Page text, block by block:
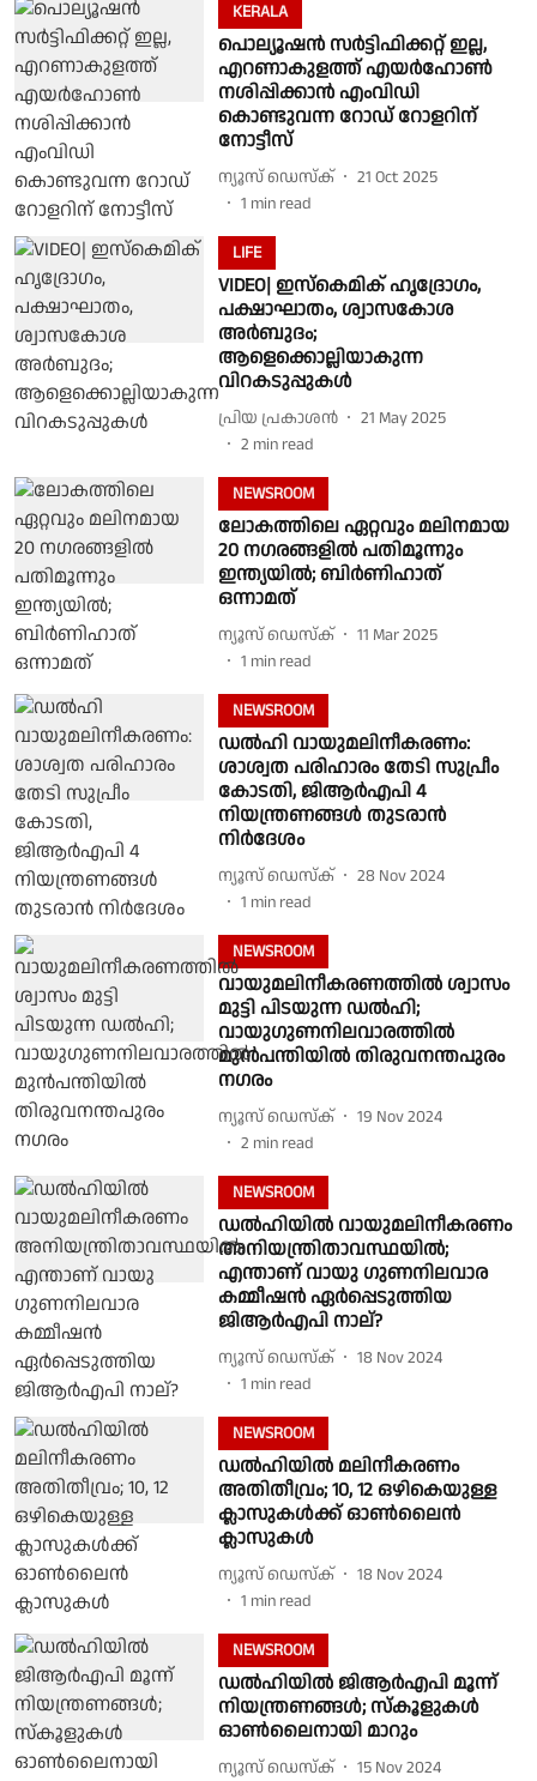
KERALA
പൊല്യൂഷന്‍ സര്‍ട്ടിഫിക്കറ്റ് ഇല്ല,
എറണാകുളത്ത് എയര്‍ഹോണ്‍
നശിപ്പിക്കാന്‍ എംവിഡി
കൊണ്ടുവന്ന റോഡ് റോളറിന്
നോട്ടീസ്
ന്യൂസ് ഡെസ്ക്
21 Oct 2025
1 min read
LIFE
VIDEO| ഇസ്കെമിക് ഹൃദ്രോഗം,
പക്ഷാഘാതം, ശ്വാസകോശ
അർബുദം;
ആളെക്കൊല്ലിയാകുന്ന
വിറകടുപ്പുകൾ
പ്രിയ പ്രകാശന്‍
21 May 2025
2 min read
NEWSROOM
ലോകത്തിലെ ഏറ്റവും മലിനമായ
20 നഗരങ്ങളില്‍ പതിമൂന്നും
ഇന്ത്യയില്‍; ബിര്‍ണിഹാത്
ഒന്നാമത്
ന്യൂസ് ഡെസ്ക്
11 Mar 2025
1 min read
NEWSROOM
ഡൽഹി വായുമലിനീകരണം:
ശാശ്വത പരിഹാരം തേടി സുപ്രീം
കോടതി, ജിആ‍ർഎപി 4
നിയന്ത്രണങ്ങള്‍ തുടരാൻ
നിർദേശം
ന്യൂസ് ഡെസ്ക്
28 Nov 2024
1 min read
NEWSROOM
വായുമലിനീകരണത്തിൽ ശ്വാസം
മുട്ടി പിടയുന്ന ഡൽഹി;
വായുഗുണനിലവാരത്തിൽ
മുൻപന്തിയിൽ തിരുവനന്തപുരം
നഗരം
ന്യൂസ് ഡെസ്ക്
19 Nov 2024
2 min read
NEWSROOM
ഡൽഹിയിൽ വായുമലിനീകരണം
അനിയന്ത്രിതാവസ്ഥയിൽ;
എന്താണ് വായു ഗുണനിലവാര
കമ്മീഷൻ ഏർപ്പെടുത്തിയ
ജിആർഎപി നാല്?
ന്യൂസ് ഡെസ്ക്
18 Nov 2024
1 min read
NEWSROOM
ഡൽഹിയിൽ മലിനീകരണം
അതിതീവ്രം; 10, 12 ഒഴികെയുള്ള
ക്ലാസുകൾക്ക് ഓൺലൈൻ
ക്ലാസുകൾ
ന്യൂസ് ഡെസ്ക്
18 Nov 2024
1 min read
NEWSROOM
ഡൽഹിയിൽ ജിആ‍ർഎപി മൂന്ന്
നിയന്ത്രണങ്ങൾ; സ്കൂളുകൾ
ഓൺലൈനായി മാറും
ന്യൂസ് ഡെസ്ക്
15 Nov 2024